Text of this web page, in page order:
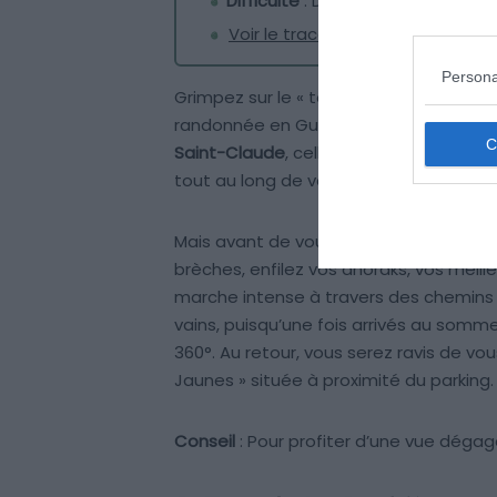
Voir le tracé de la randonnée
Grimpez sur le « toit des petites
randonnée en Guadeloupe : celui de
Saint-Claude, celle que l’on
tout au long de votre ascension.
Mais avant de vous éblouir face à sa
brèches, enfilez vos anoraks, vos
marche intense à travers des
vains, puisqu’une fois arrivés au
360°. Au retour, vous serez ravis de
Jaunes » située à proximité du parking.
Conseil : Pour profiter d’une vue